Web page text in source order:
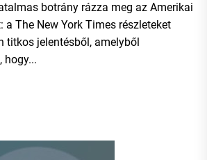
botrány rázza meg az Amerikai
a The New York Times részleteket
titkos jelentésből, amelyből
hogy...